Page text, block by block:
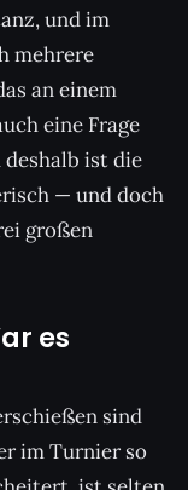
und im
mehrere
an einem
eine Frage
ist die
— und doch
großen
es
sind
im Turnier so